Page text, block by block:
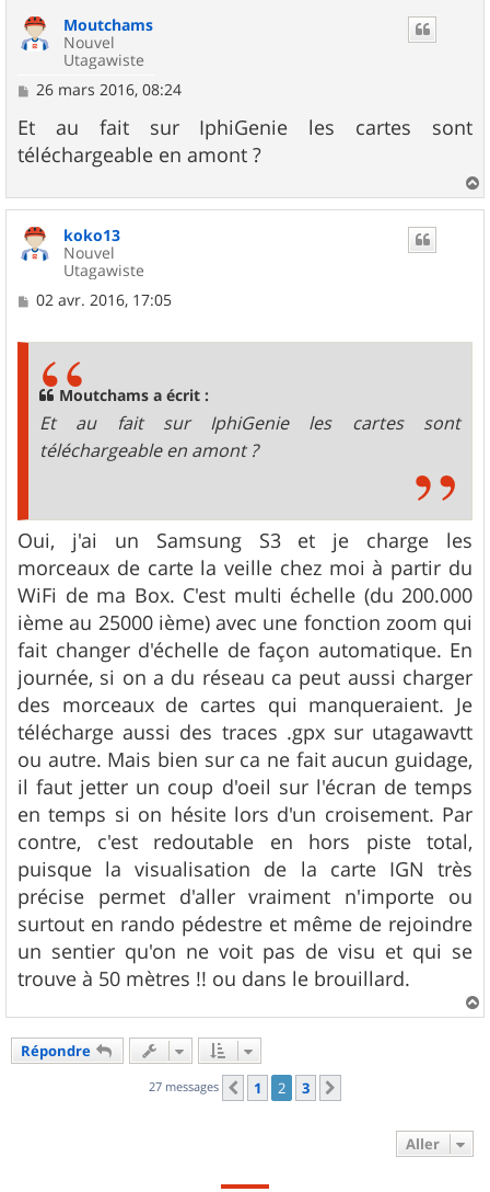
Moutchams
Nouvel
Utagawiste
M
s
s
a
e
26 mars 2016, 08:24
Et au fait sur IphiGenie les cartes sont
téléchargeable en amont ?
a
koko13
Nouvel
Utagawiste
M
02 avr. 2016, 17:05
Moutchams a écrit :
Et au fait sur IphiGenie les cartes sont
téléchargeable en amont ?
Oui, j'ai un Samsung S3 et je charge les
morceaux de carte la veille chez moi à partir du
WiFi de ma Box. C'est multi échelle (du 200.000
ième au 25000 ième) avec une fonction zoom qui
fait changer d'échelle de façon automatique. En
journée, si on a du réseau ca peut aussi charger
des morceaux de cartes qui manqueraient. Je
télécharge aussi des traces .gpx sur utagawavtt
ou autre. Mais bien sur ca ne fait aucun guidage,
il faut jetter un coup d'oeil sur l'écran de temps
en temps si on hésite lors d'un croisement. Par
contre, c'est redoutable en hors piste total,
puisque la visualisation de la carte IGN très
précise permet d'aller vraiment n'importe ou
surtout en rando pédestre et même de rejoindre
un sentier qu'on ne voit pas de visu et qui se
trouve à 50 mètres !! ou dans le brouillard.
a
Répondre
27 messages Précédent
1 2 3
Aller